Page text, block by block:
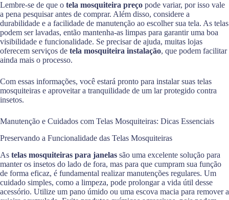
Lembre-se de que o tela mosquiteira preço pode variar, por isso vale
a pena pesquisar antes de comprar. Além disso, considere a
durabilidade e a facilidade de manutenção ao escolher sua tela. As telas
podem ser lavadas, então mantenha-as limpas para garantir uma boa
visibilidade e funcionalidade. Se precisar de ajuda, muitas lojas
oferecem serviços de tela mosquiteira instalação, que podem facilitar
ainda mais o processo.
Com essas informações, você estará pronto para instalar suas telas
mosquiteiras e aproveitar a tranquilidade de um lar protegido contra
insetos.
Manutenção e Cuidados com Telas Mosquiteiras: Dicas Essenciais
Preservando a Funcionalidade das Telas Mosquiteiras
As telas mosquiteiras para janelas são uma excelente solução para
manter os insetos do lado de fora, mas para que cumpram sua função
de forma eficaz, é fundamental realizar manutenções regulares. Um
cuidado simples, como a limpeza, pode prolongar a vida útil desse
acessório. Utilize um pano úmido ou uma escova macia para remover a